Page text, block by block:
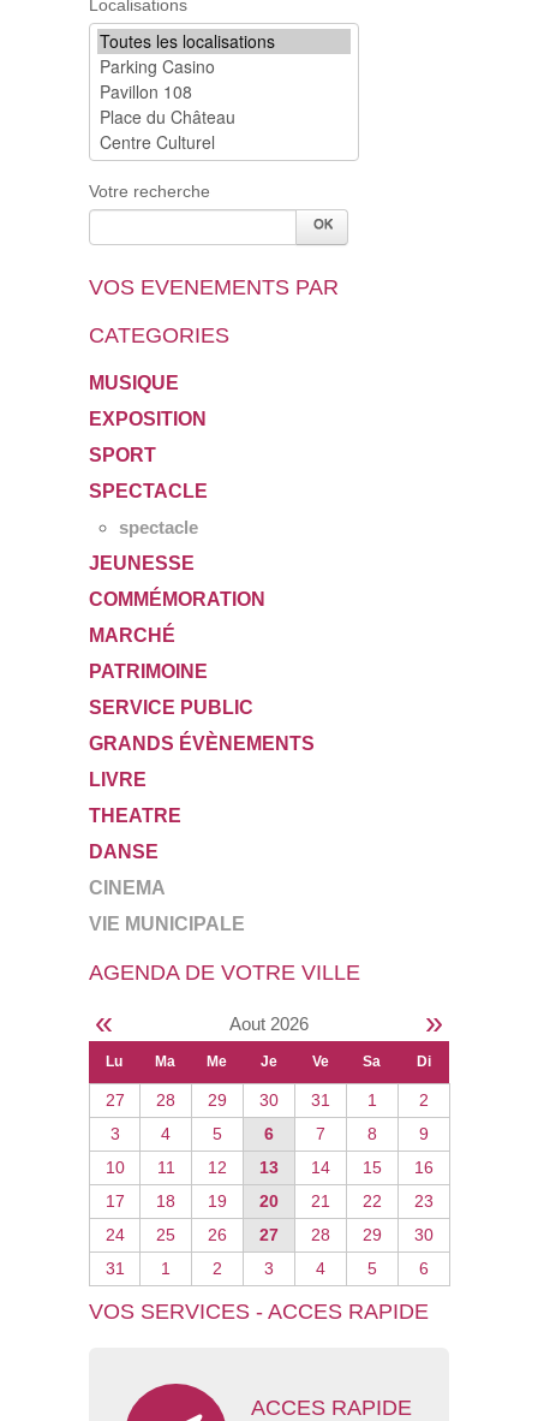
Localisations
Votre recherche
VOS EVENEMENTS PAR
CATEGORIES
MUSIQUE
EXPOSITION
SPORT
SPECTACLE
spectacle
JEUNESSE
COMMÉMORATION
MARCHÉ
PATRIMOINE
SERVICE PUBLIC
GRANDS ÉVÈNEMENTS
LIVRE
THEATRE
DANSE
CINEMA
VIE MUNICIPALE
AGENDA DE VOTRE VILLE
« Aout 2026 »
Lu Ma Me Je Ve Sa Di
27 28 29 30 31 1
2
3
4 5 6 7 8
9
10
11 12 13 14 15
16
17
18 19 20 21 22
23
24
25 26 27 28 29
30
31
1 2 3 4 5 6
VOS SERVICES - ACCES RAPIDE
ACCES RAPIDE